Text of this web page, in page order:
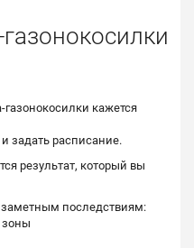
газонокосилки кажется
задать расписание.
результат, который вы
заметным последствиям:
зоны